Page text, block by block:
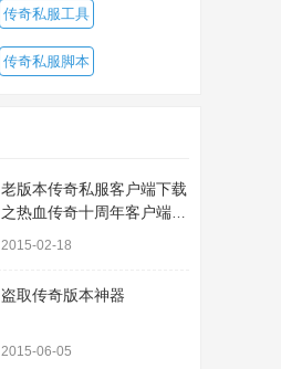
传奇私服工具
传奇私服脚本
老版本传奇私服客户端下载
之热血传奇十周年客户端下
2015-02-18
盗取传奇版本神器
2015-06-05